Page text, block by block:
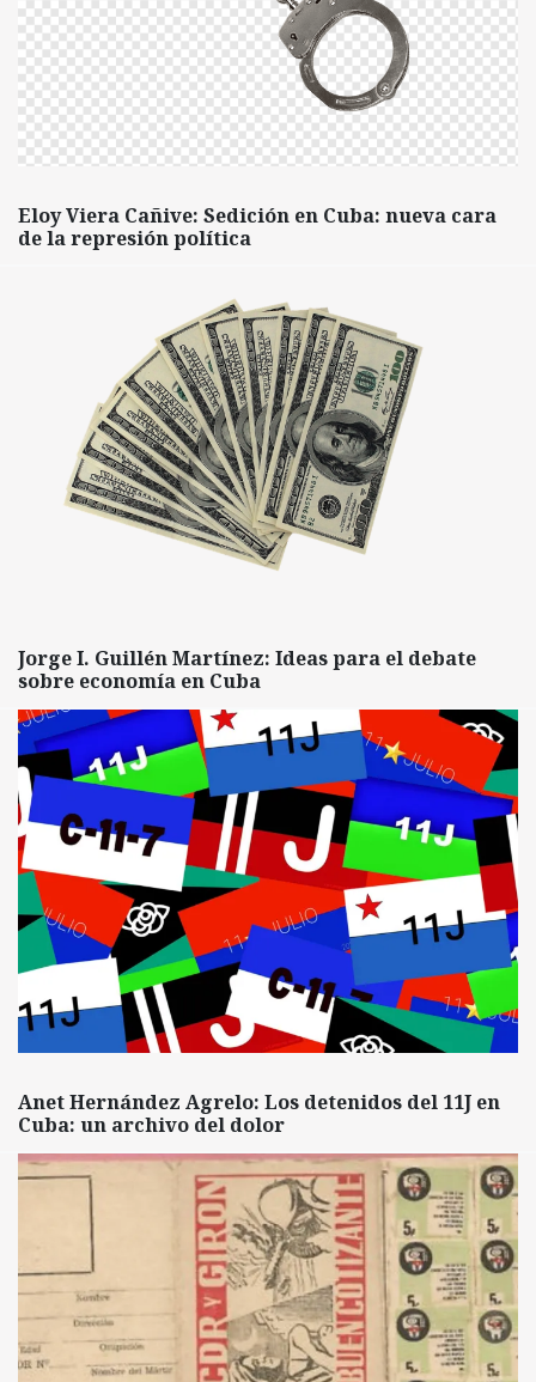
Eloy Viera Cañive: Sedición en Cuba: nueva cara
de la represión política
Jorge I. Guillén Martínez: Ideas para el debate
sobre economía en Cuba
Anet Hernández Agrelo: Los detenidos del 11J en
Cuba: un archivo del dolor